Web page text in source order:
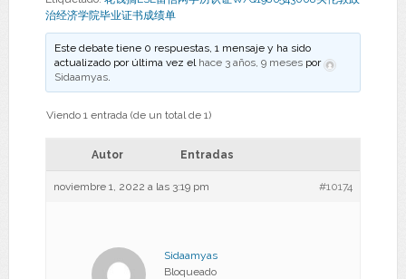
治经济学院毕业证书成绩单
Este debate tiene 0 respuestas, 1 mensaje y ha sido
actualizado por última vez el hace 3 años, 9 meses por
Sidaamyas.
Viendo 1 entrada (de un total de 1)
Autor Entradas
noviembre 1, 2022 a las 3:19 pm #10174
Sidaamyas
Bloqueado